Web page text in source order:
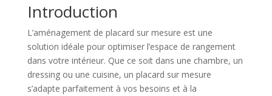
Introduction
L’aménagement de placard sur mesure est une
solution idéale pour optimiser l’espace de rangement
dans votre intérieur. Que ce soit dans une chambre, un
dressing ou une cuisine, un placard sur mesure
s’adapte parfaitement à vos besoins et à la